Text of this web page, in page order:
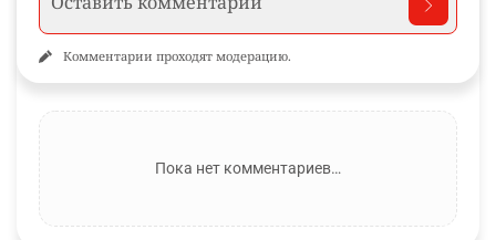
Комментарии проходят модерацию.
Пока нет комментариев…